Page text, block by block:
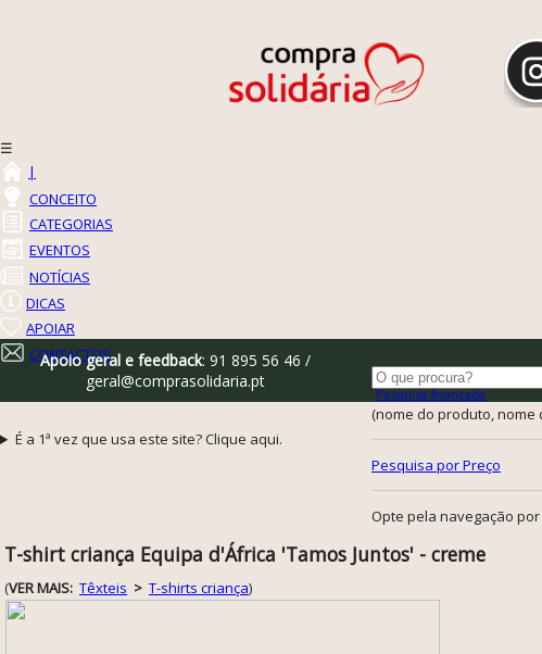
☰
|
CONCEITO
CATEGORIAS
EVENTOS
NOTÍCIAS
DICAS
APOIAR
CONTACTOS
Pesquisa Avançada
(nome do produto, nome
Pesquisa por Preço
Opte pela navegação
Apoio geral e feedback: 91 895 56 46 /
geral@comprasolidaria.pt
É a 1ª vez que usa este site? Clique aqui.
T-shirt criança Equipa d'África 'Tamos Juntos' - creme
(VER MAIS: Têxteis > T-shirts criança)